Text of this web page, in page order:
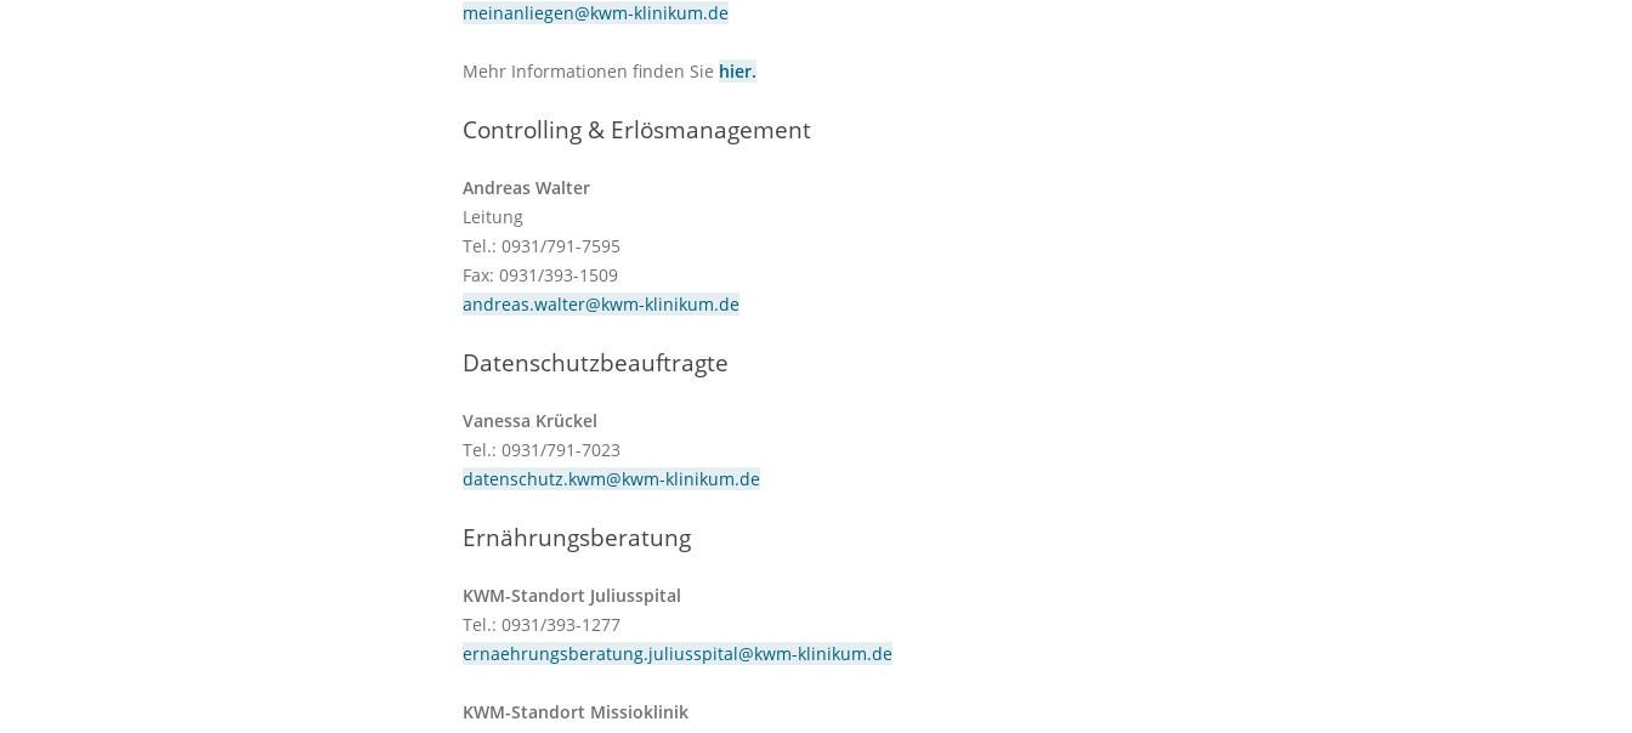
meinanliegen@kwm-klinikum.de
Mehr Informationen finden Sie hier.
Controlling & Erlösmanagement
Andreas Walter
Leitung
Tel.: 0931/791-7595
Fax: 0931/393-1509
andreas.walter@kwm-klinikum.de
Datenschutzbeauftragte
Vanessa Krückel
Tel.: 0931/791-7023
datenschutz.kwm@kwm-klinikum.de
Ernährungsberatung
KWM-Standort Juliusspital
Tel.: 0931/393-1277
ernaehrungsberatung.juliusspital@kwm-klinikum.de
KWM-Standort Missioklinik